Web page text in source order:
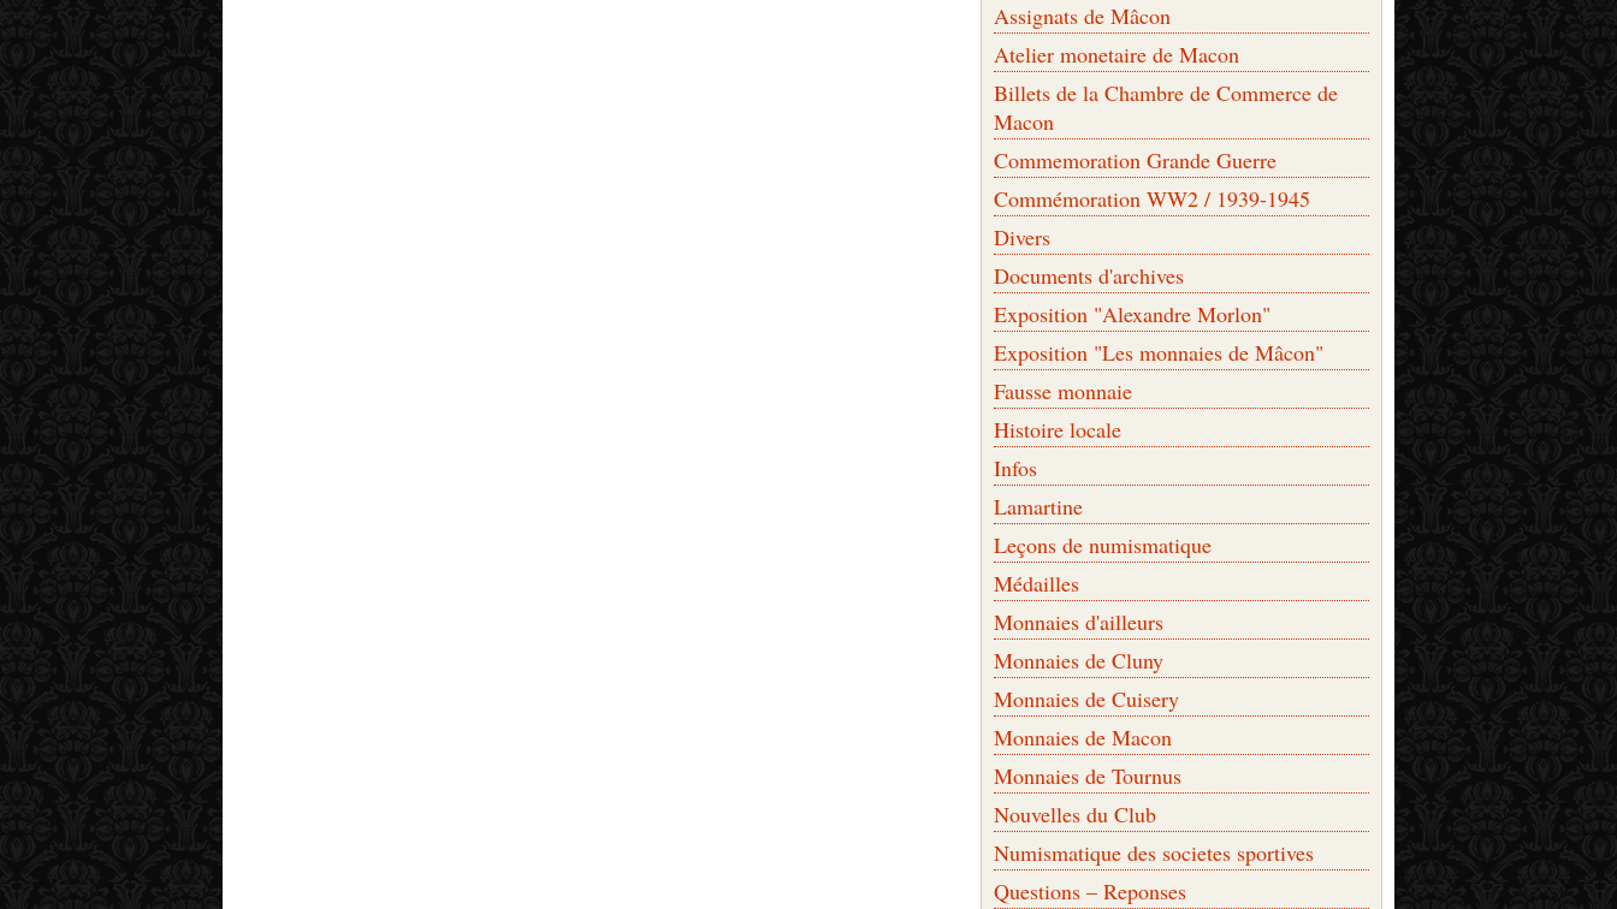
Assignats de Mâcon
Atelier monetaire de Macon
Billets de la Chambre de Commerce de
Macon
Commemoration Grande Guerre
Commémoration WW2 / 1939-1945
Divers
Documents d'archives
Exposition "Alexandre Morlon"
Exposition "Les monnaies de Mâcon"
Fausse monnaie
Histoire locale
Infos
Lamartine
Leçons de numismatique
Médailles
Monnaies d'ailleurs
Monnaies de Cluny
Monnaies de Cuisery
Monnaies de Macon
Monnaies de Tournus
Nouvelles du Club
Numismatique des societes sportives
Questions – Reponses